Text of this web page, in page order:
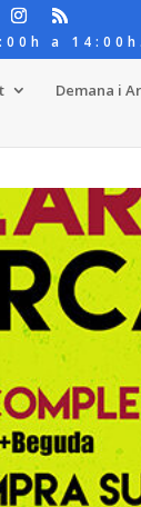
8:00h a
Demana i